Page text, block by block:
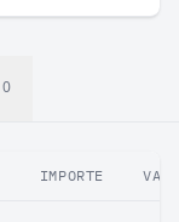
0
IMPORTE